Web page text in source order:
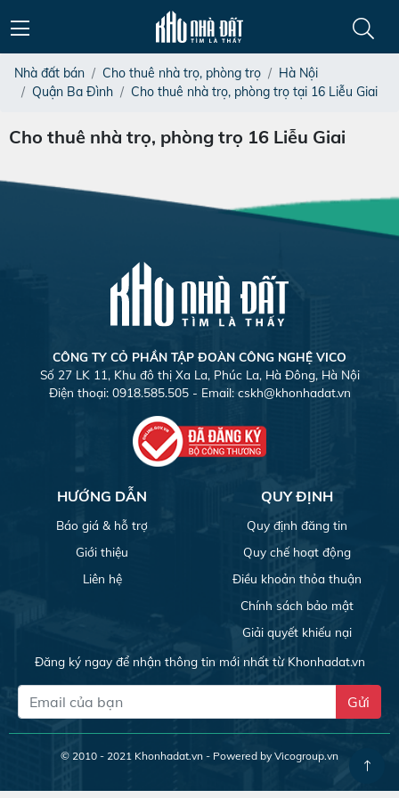
Nhà đất bán Cho thuê nhà trọ, phòng trọ
Hà Nội
Quận Ba Đình
Cho thuê nhà trọ, phòng trọ tại 16 Liễu Giai
Cho thuê nhà trọ, phòng trọ 16 Liễu Giai
CÔNG TY CỎ PHẦN TẬP ĐOÀN CÔNG NGHỆ VICO
Số 27 LK 11, Khu đô thị Xa La, Phúc La, Hà Đông, Hà Nội
Điện thoại: 0918.585.505 - Email: cskh@khonhadat.vn
HƯỚNG DẪN
Báo giá & hỗ trợ
Giới thiệu
Liên hệ
QUY ĐỊNH
Quy định đăng tin
Quy chế hoạt động
Điều khoản thỏa thuận
Chính sách bảo mật
Giải quyết khiếu nại
Đăng ký ngay để nhận thông tin mới nhất từ Khonhadat.vn
Gửi
© 2010 - 2021 Khonhadat.vn - Powered by Vicogroup.vn